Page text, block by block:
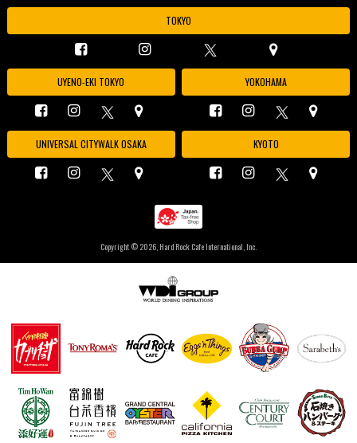
TOKYO
UYENO-EKI TOKYO YOKOHAMA
UNIVERSAL CITYWALK OSAKA KYOTO
Copyright © 2026, Hard Rock Cafe International, Inc.